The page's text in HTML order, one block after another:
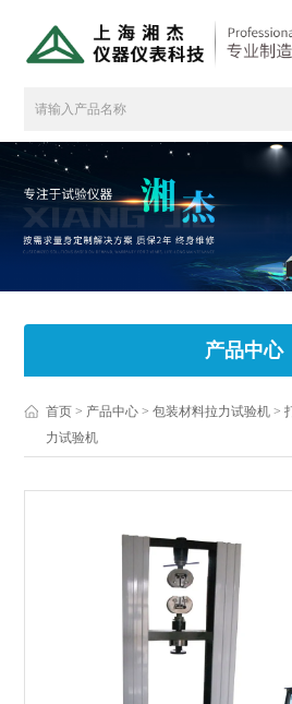
产品中心
首页 > 产品中心 >包装材料拉力试验机 >
力试验机